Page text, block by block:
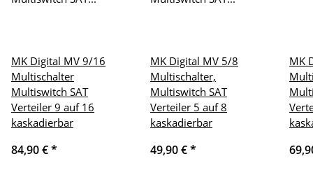
MK Digital MV 9/16
Multischalter
Multiswitch SAT
Verteiler 9 auf 16
kaskadierbar
84,90 €*
MK Digital MV 5/8
Multischalter,
Multiswitch SAT
Verteiler 5 auf 8
kaskadierbar
49,90 €*
MK